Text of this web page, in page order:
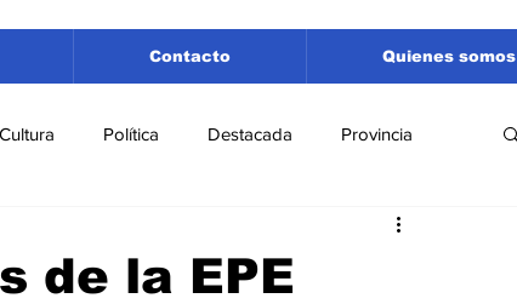
Contacto Quienes somos
Cultura Política Destacada Provincia
Santa Fe
de la EPE